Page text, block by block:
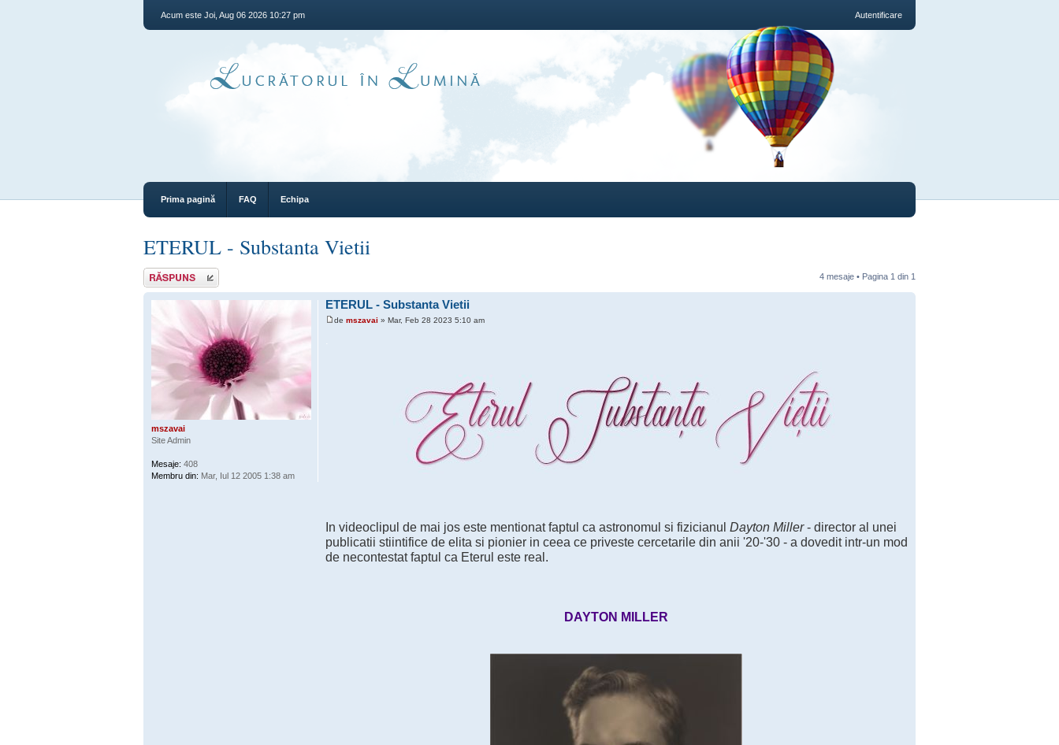
Acum este Joi, Aug 06 2026 10:27 pm Autentificare
Prima pagină FAQ Echipa
ETERUL - Substanta Vietii
Răspunde 4 mesaje • Pagina 1 din 1
ETERUL - Substanta Vietii
de mszavai » Mar, Feb 28 2023 5:10 am
In videoclipul de mai jos este mentionat faptul ca astronomul si fizicianul Dayton Miller- director al unei
publicatii stiintifice de elita si pionier in ceea ce priveste cercetarile din anii '20-'30 - a dovedit intr-un mod
de necontestat faptul ca Eterul este real.
DAYTON MILLER
mszavai
Site Admin
Mesaje: 408
Membru din: Mar, Iul 12 2005 1:38 am